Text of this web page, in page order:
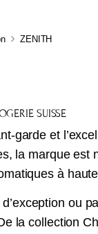
ZENITH
SUISSE
garde et
la marque
à
ou
la collection